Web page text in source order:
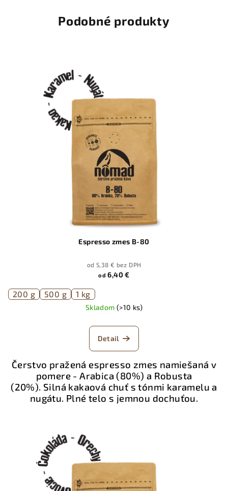
Podobné produkty
Espresso zmes B-80
od 5,38 € bez DPH
od 6,40 €
200 g 500 g 1 kg
Skladom (>10 ks)
Detail
Čerstvo pražená espresso zmes namiešaná v
pomere - Arabica (80%) a Robusta
(20%). Silná kakaová chuť s tónmi karamelu a
nugátu. Plné telo s jemnou dochuťou.